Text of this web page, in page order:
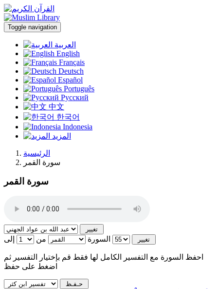
Toggle navigation
العربية
English
Français
Deutsch
Español
Português
Русский
中文
한국어
Indonesia
المزيد
الرئيسية
سورة القمر
سورة القمر
السورة من إلى
احفظ السورة مع التفسير الكامل لها فقط قم بإختيار التفسير ثم
اضغط على حفظ